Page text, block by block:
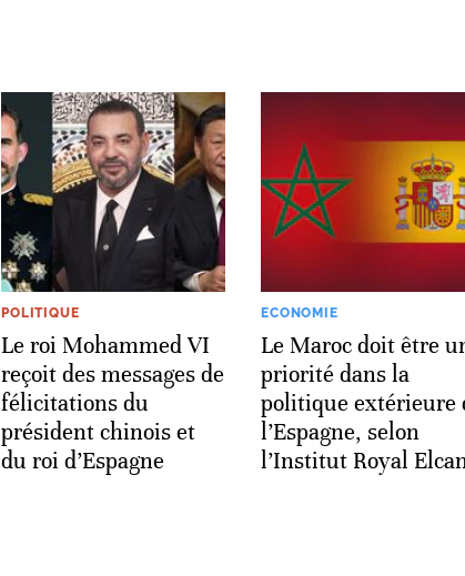
POLITIQUE
Le roi Mohammed VI
reçoit des messages de
félicitations du
président chinois et
du roi d’Espagne
ECONOMIE
Le Maroc doit être
priorité dans la
politique extérieure
l’Espagne, selon
l’Institut Royal